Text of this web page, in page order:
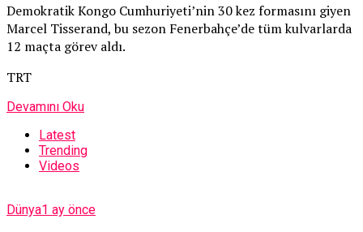
Demokratik Kongo Cumhuriyeti’nin 30 kez formasını giyen
Marcel Tisserand, bu sezon Fenerbahçe’de tüm kulvarlarda
12 maçta görev aldı.
TRT
Devamını Oku
Latest
Trending
Videos
Dünya1 ay önce